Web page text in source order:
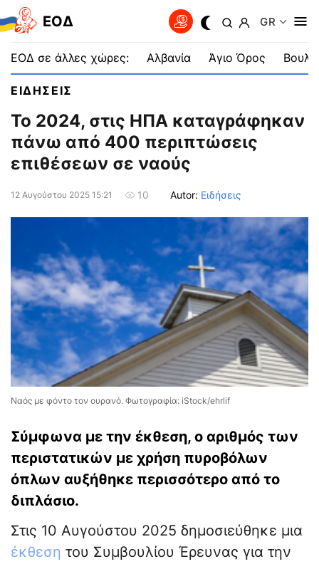
EOΔ GR
ΕΟΔ σε άλλες χώρες: Αλβανία Άγιο Όρος
ΕΙΔΗΣΕΙΣ
Το 2024, στις ΗΠΑ καταγράφηκαν
πάνω από 400 περιπτώσεις
επιθέσεων σε ναούς
12 Αυγούστου 2025 15:21 10 Autor: Ειδήσεις
Ναός με φόντο τον ουρανό. Φωτογραφία: iStock/ehrlif
Σύμφωνα με την έκθεση, ο αριθμός των
περιστατικών με χρήση πυροβόλων
όπλων αυξήθηκε περισσότερο από το
διπλάσιο.
Στις 10 Αυγούστου 2025 δημοσιεύθηκε μια
έκθεση του Συμβουλίου Έρευνας για την